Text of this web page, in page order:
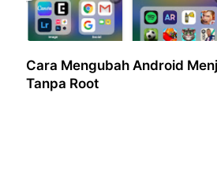
Cara Mengubah Android
Tanpa Root